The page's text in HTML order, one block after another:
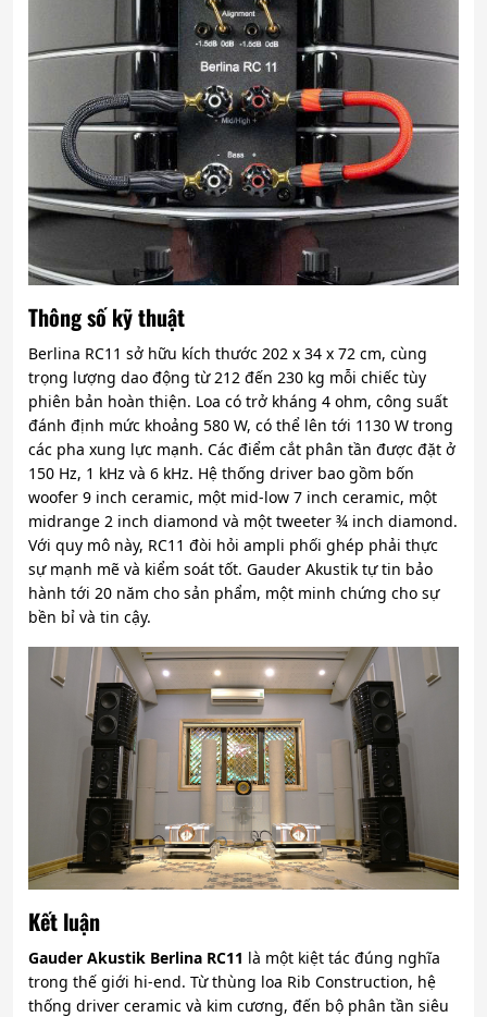
Thông số kỹ thuật
Berlina RC11 sở hữu kích thước 202 x 34 x 72 cm, cùng
trọng lượng dao động từ 212 đến 230 kg mỗi chiếc tùy
phiên bản hoàn thiện. Loa có trở kháng 4 ohm, công suất
đánh định mức khoảng 580 W, có thể lên tới 1130 W trong
các pha xung lực mạnh. Các điểm cắt phân tần được đặt ở
150 Hz, 1 kHz và 6 kHz. Hệ thống driver bao gồm bốn
woofer 9 inch ceramic, một mid-low 7 inch ceramic, một
midrange 2 inch diamond và một tweeter ¾ inch diamond.
Với quy mô này, RC11 đòi hỏi ampli phối ghép phải thực
sự mạnh mẽ và kiểm soát tốt. Gauder Akustik tự tin bảo
hành tới 20 năm cho sản phẩm, một minh chứng cho sự
bền bỉ và tin cậy.
Kết luận
Gauder Akustik Berlina RC11 là một kiệt tác đúng nghĩa
trong thế giới hi-end. Từ thùng loa Rib Construction, hệ
thống driver ceramic và kim cương, đến bộ phân tần siêu